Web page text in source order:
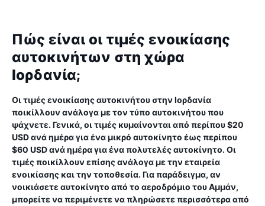
Πώς είναι οι τιμές ενοικίασης
αυτοκινήτων στη χώρα
Ιορδανία;
Οι τιμές ενοικίασης αυτοκινήτου στην Ιορδανία
ποικίλλουν ανάλογα με τον τύπο αυτοκινήτου που
ψάχνετε. Γενικά, οι τιμές κυμαίνονται από περίπου $20
USD ανά ημέρα για ένα μικρό αυτοκίνητο έως περίπου
$60 USD ανά ημέρα για ένα πολυτελές αυτοκίνητο. Οι
τιμές ποικίλλουν επίσης ανάλογα με την εταιρεία
ενοικίασης και την τοποθεσία. Για παράδειγμα, αν
νοικιάσετε αυτοκίνητο από το αεροδρόμιο του Αμμάν,
μπορείτε να περιμένετε να πληρώσετε περισσότερα από